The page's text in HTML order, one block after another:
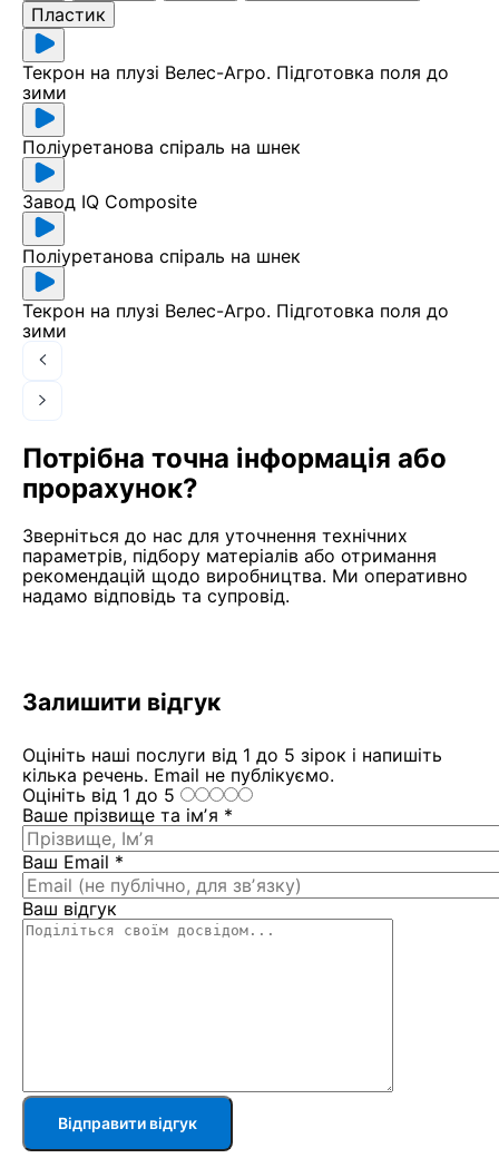
Пластик
Текрон на плузі Велес-Агро. Підготовка поля до
зими
Поліуретанова спіраль на шнек
Завод IQ Composite
Поліуретанова спіраль на шнек
Текрон на плузі Велес-Агро. Підготовка поля до
зими
Потрібна точна інформація або
прорахунок?
Зверніться до нас для уточнення технічних
параметрів, підбору матеріалів або отримання
рекомендацій щодо виробництва. Ми оперативно
надамо відповідь та супровід.
Залишити відгук
Оцініть наші послуги від 1 до 5 зірок і напишіть
кілька речень. Еmail не публікуємо.
Оцініть від 1 до 5
Ваше прізвище та імʼя *
Ваш Email *
Ваш відгук
Відправити відгук